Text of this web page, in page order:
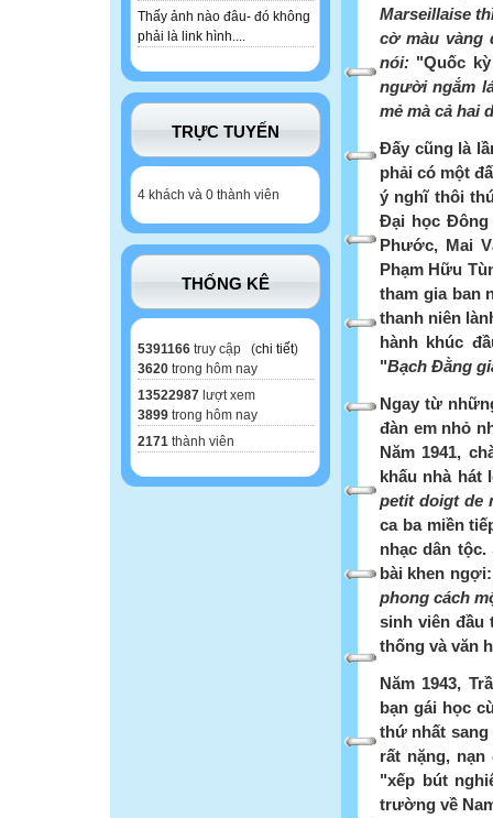
Thấy ảnh nào đâu- đó không
phải là link hình....
TRỰC TUYẾN
4 khách và 0 thành viên
THỐNG KÊ
5391166 truy cập (chi tiết)
3620 trong hôm nay
13522987 lượt xem
3899 trong hôm nay
2171 thành viên
Marseillaise
cờ màu vàng
nói: "Quốc
người ngắm
mẻ mà cả hai
Đấy cũng là
phải có một
ý nghĩ thôi
Đại học Đông
Phước, Mai
Phạm Hữu
tham gia ban
thanh niên
hành khúc
"Bạch Đằng
Ngay từ
đàn em nhỏ
Năm 1941,
khấu nhà hát
petit doigt de
ca ba miền
nhạc dân tộc.
bài khen
phong cách
sinh viên đầu
thống và văn
Năm 1943,
bạn gái học
thứ nhất
rất nặng,
"xếp bút
trường về